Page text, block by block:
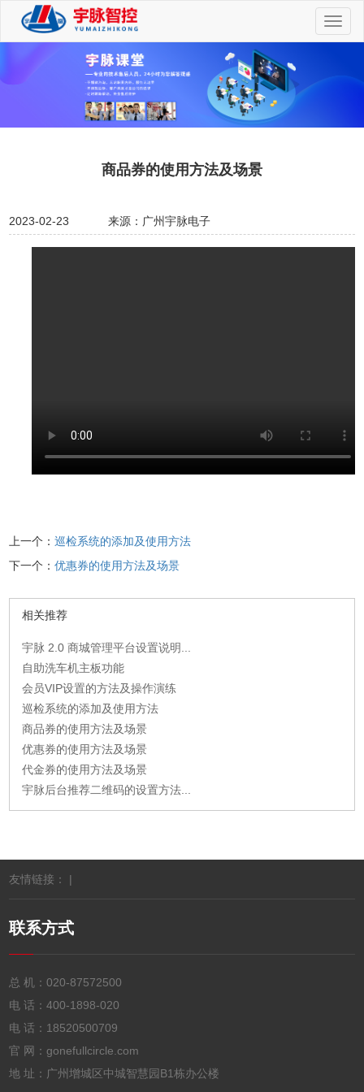
切
换
商品券的使用方法及场景
2023-02-23 来源：广州宇脉电子
上一个：巡检系统的添加及使用方法
下一个：优惠券的使用方法及场景
相关推荐
宇脉 2.0 商城管理平台设置说明...
自助洗车机主板功能
会员VIP设置的方法及操作演练
巡检系统的添加及使用方法
商品券的使用方法及场景
优惠券的使用方法及场景
代金券的使用方法及场景
宇脉后台推荐二维码的设置方法...
友情链接： |
联系方式
总 机：020-87572500
电 话：400-1898-020
电 话： 18520500709
官 网：gonefullcircle.com
地 址：广州增城区中城智慧园B1栋办公楼